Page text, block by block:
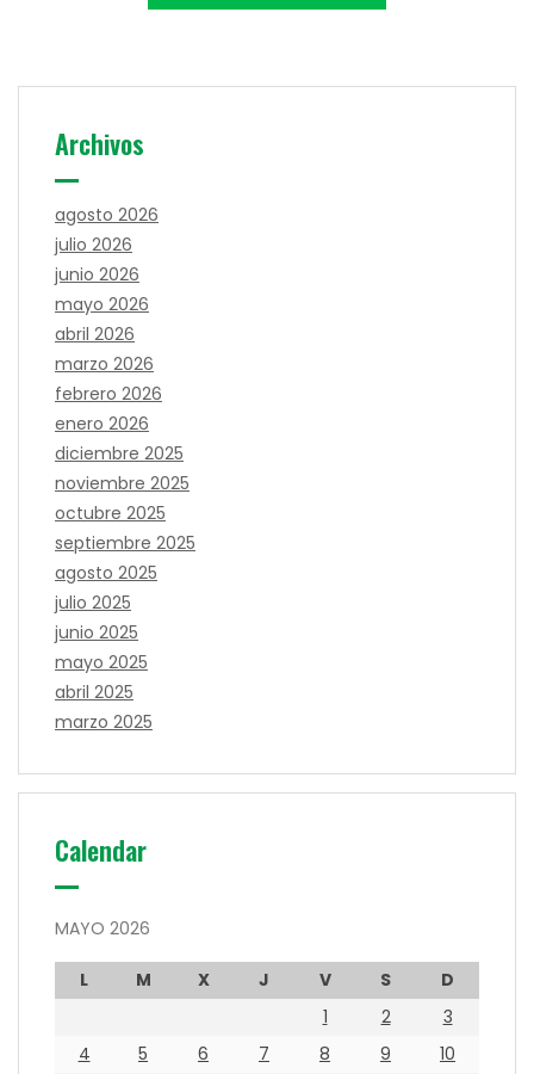
Archivos
agosto 2026
julio 2026
junio 2026
mayo 2026
abril 2026
marzo 2026
febrero 2026
enero 2026
diciembre 2025
noviembre 2025
octubre 2025
septiembre 2025
agosto 2025
julio 2025
junio 2025
mayo 2025
abril 2025
marzo 2025
Calendar
MAYO 2026
L M X J V S
D
1
2
3
4
5 6 7 8 9
10